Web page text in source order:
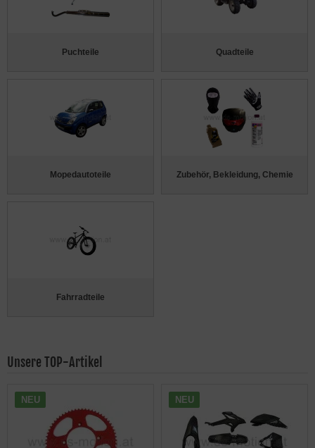
Puchteile Quadteile
Mopedautoteile Zubehör, Bekleidung, Chemie
Fahrradteile
Unsere TOP-Artikel
NEU NEU